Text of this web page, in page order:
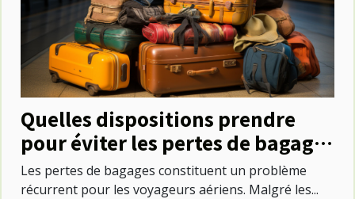
Quelles dispositions prendre
pour éviter les pertes de bagages
lors des voyages en avion ?
Les pertes de bagages constituent un problème
récurrent pour les voyageurs aériens. Malgré les...